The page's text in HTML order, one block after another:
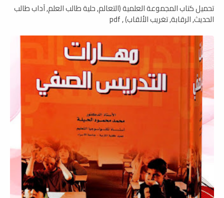
تحميل كتاب المجموعة العلمية (التعالم, حلية طالب العلم, آداب طالب
الحديث, الرقابة, تغريب الألقاب) , pdf